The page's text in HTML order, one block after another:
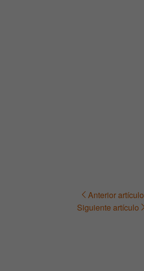
Navegación Anterior artículo
Siguiente artículo